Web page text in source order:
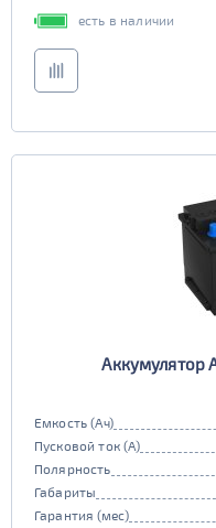
есть в наличии
Аккумулятор
Емкость (Ач)
Пусковой ток (А)
Полярность
Габариты
Гарантия (мес)